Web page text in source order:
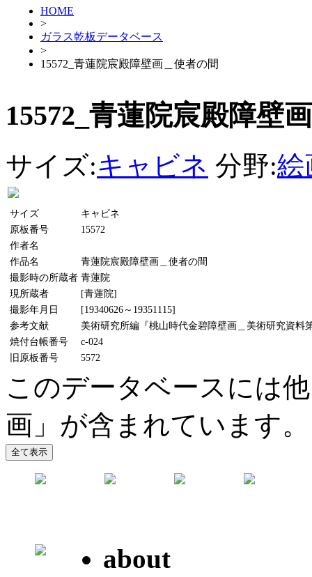
HOME
>
ガラス乾板データベース
>
15572_青蓮院宸殿障壁画＿使者の間
15572_青蓮院宸殿障壁
サイズ:キャビネ 分野:絵
サイズ
キャビネ
原板番号
15572
作者名
作品名
青蓮院宸殿障壁画＿使者の間
撮影時の所蔵者 青蓮院
現所蔵者
[青蓮院]
撮影年月日
[19340626～19351115]
参考文献
美術研究所編『桃山時代金碧障壁画＿美術研究資料
焼付台帳番号
c-024
旧原板番号
5572
このデータベースには
画」が含まれています。
about